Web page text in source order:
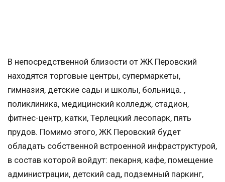
В непосредственной близости от ЖК Перовский
находятся торговые центры, супермаркеты,
гимназия, детские сады и школы, больница. ,
поликлиника, медицинский колледж, стадион,
фитнес-центр, катки, Терлецкий лесопарк, пять
прудов. Помимо этого, ЖК Перовский будет
обладать собственной встроенной инфраструктурой,
в состав которой войдут: пекарня, кафе, помещение
администрации, детский сад, подземный паркинг,